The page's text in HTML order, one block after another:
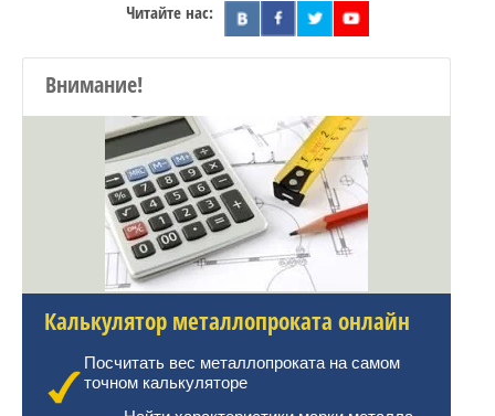
Читайте нас:
Внимание!
Калькулятор металлопроката онлайн
Посчитать вес металлопроката на самом
точном калькуляторе